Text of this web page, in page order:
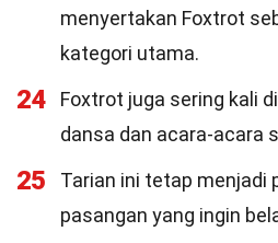
menyertakan Foxtrot
kategori utama.
24
Foxtrot juga sering kali
dansa dan acara-acara
25
Tarian ini tetap menjadi
pasangan yang ingin